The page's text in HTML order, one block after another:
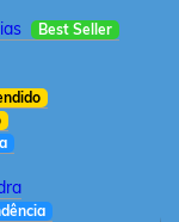
Best Seller